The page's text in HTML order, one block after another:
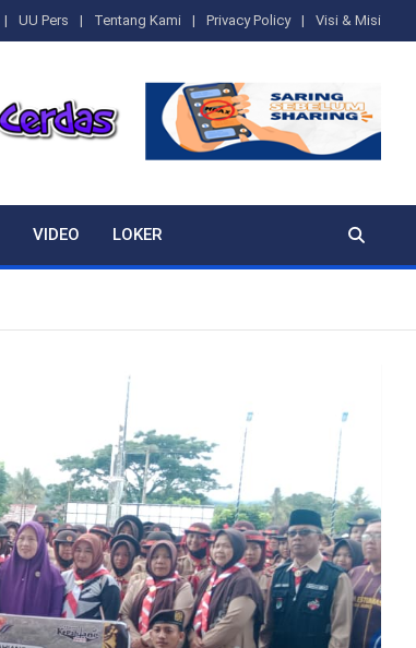
UU Pers Tentang Kami Privacy Policy Visi & Misi
VIDEO LOKER